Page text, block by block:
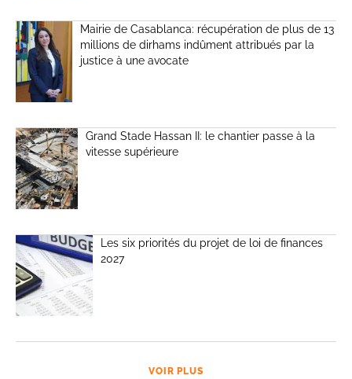
Mairie de Casablanca: récupération de plus de 13
millions de dirhams indûment attribués par la
justice à une avocate
Grand Stade Hassan II: le chantier passe à la
vitesse supérieure
Les six priorités du projet de loi de finances
2027
VOIR PLUS